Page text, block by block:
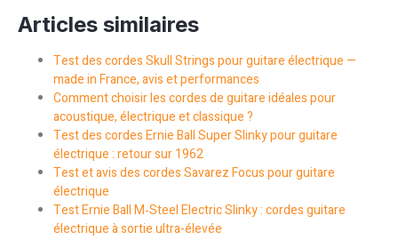
Articles similaires
Test des cordes Skull Strings pour guitare électrique —
made in France, avis et performances
Comment choisir les cordes de guitare idéales pour
acoustique, électrique et classique ?
Test des cordes Ernie Ball Super Slinky pour guitare
électrique : retour sur 1962
Test et avis des cordes Savarez Focus pour guitare
électrique
Test Ernie Ball M‑Steel Electric Slinky : cordes guitare
électrique à sortie ultra-élevée